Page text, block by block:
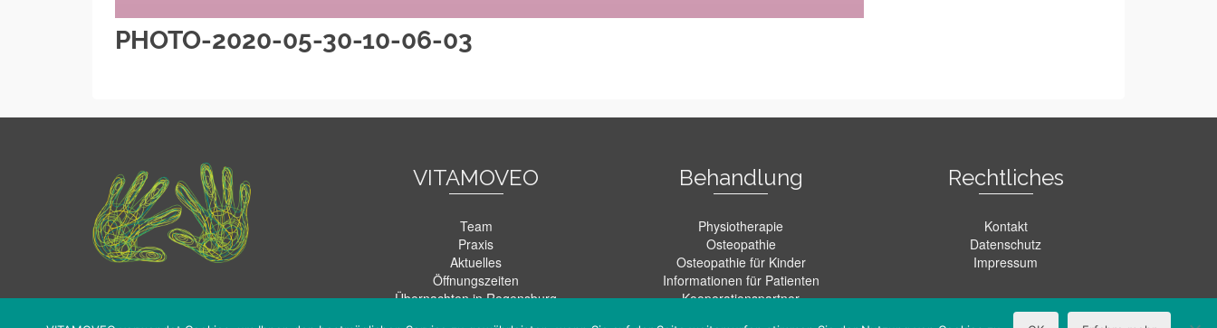
PHOTO-2020-05-30-10-06-03
VITAMOVEO
Team
Praxis
Aktuelles
Öffnungszeiten
Übernachten in Regensburg
Behandlung
Physiotherapie
Osteopathie
Osteopathie für Kinder
Informationen für Patienten
Kooperationspartner
Rechtliches
Kontakt
Datenschutz
Impressum